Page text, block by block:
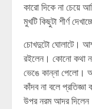
কারো দিকে না চেয়ে
মুখটি কিছুটা শীর্ণ
চোখদুটো ঘোলাটে।
রইলেন। কোনো কথা
ভেঙে কান্না পেলো।
কাঁদব না বলে
উপর নরম আদর